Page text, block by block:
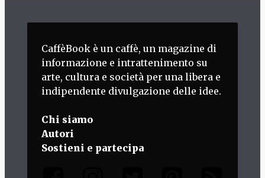
CaffèBook è un caffè, un magazine di
informazione e intrattenimento su
arte, cultura e società per una libera e
indipendente divulgazione delle idee.
Chi siamo
Autori
Sostieni e partecipa